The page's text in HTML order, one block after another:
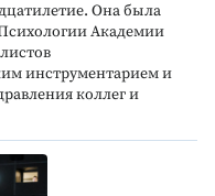
Она была
Академии
инструментарием и
коллег и